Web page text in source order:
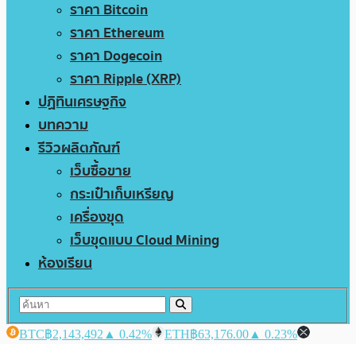
ราคา Bitcoin
ราคา Ethereum
ราคา Dogecoin
ราคา Ripple (XRP)
ปฏิทินเศรษฐกิจ
บทความ
รีวิวผลิตภัณฑ์
เว็บซื้อขาย
กระเป๋าเก็บเหรียญ
เครื่องขุด
เว็บขุดแบบ Cloud Mining
ห้องเรียน
BTC฿2,143,492 ▲ 0.42% ETH฿63,176.00 ▲ 0.23%